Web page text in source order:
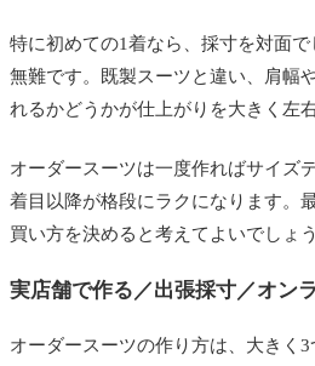
2着目以降を安く作る
まとめ｜北関東でオーダース
特に初めての1着なら、採寸を対面
無難です。既製スーツと違い、肩幅
れるかどうかが仕上がりを大きく左
オーダースーツは一度作ればサイズ
着目以降が格段にラクになります。
買い方を決めると考えてよいでしょう
実店舗で作る／出張採寸／オン
オーダースーツの作り方は、大きく